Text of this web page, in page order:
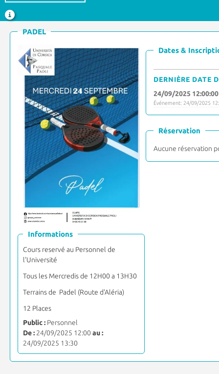
PADEL
Informations
Cours reservé au Personnel de
l'Université
Tous les Mercredis de 12H00 a 13H30
Terrains de Padel (Route d'Aléria)
12 Places
Public :Personnel
De :24/09/2025 12:00 au :
24/09/2025 13:30
Dates &
DERNIÈRE DATE
24/09/2025 12:00:00
Événement: 24/09/2025
Réservation
Aucune réservation